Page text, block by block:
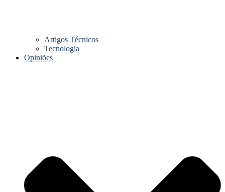
Artigos Técnicos
Tecnologia
Opiniões